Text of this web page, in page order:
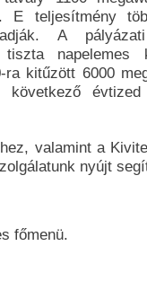
E teljesítmény
A
napelemes
ra kitűzött 6000
valamint a
nyújt
főmenü.